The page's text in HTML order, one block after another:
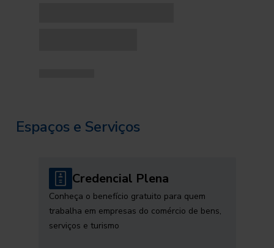
Espaços e Serviços
Credencial Plena
Conheça o benefício gratuito para quem
trabalha em empresas do comércio de bens,
serviços e turismo